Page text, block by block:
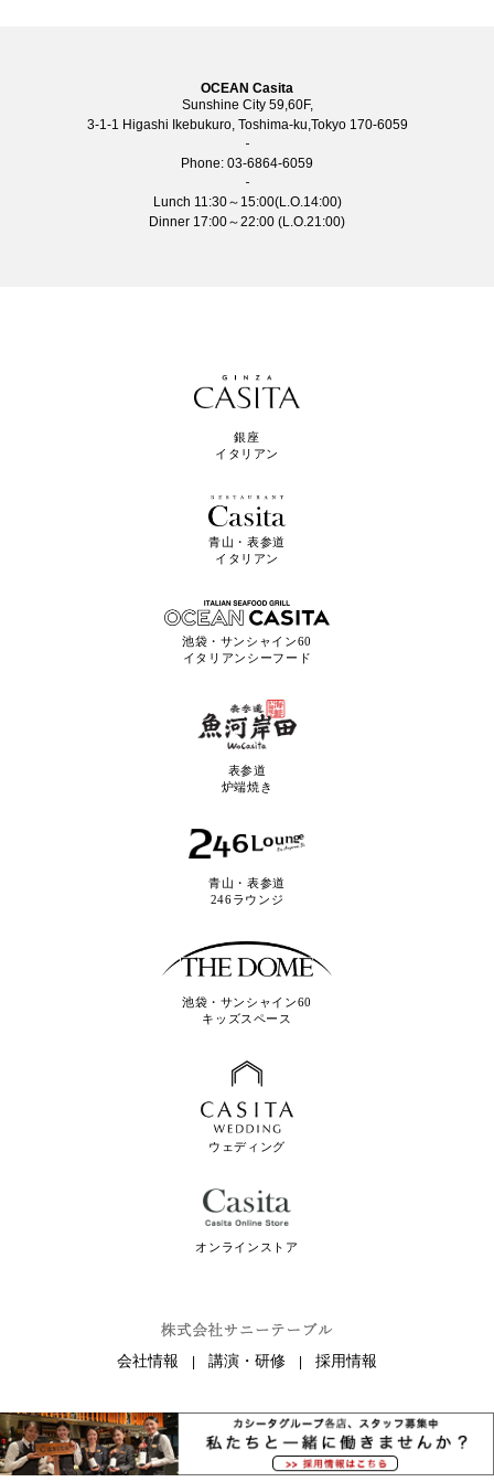
OCEAN Casita
Sunshine City 59,60F,
3-1-1 Higashi Ikebukuro, Toshima-ku,Tokyo 170-6059
Phone: 03-6864-6059
Lunch 11:30～15:00(L.O.14:00)
Dinner 17:00～22:00 (L.O.21:00)
銀座
イタリアン
青山・表参道
イタリアン
池袋・サンシャイン60
イタリアンシーフード
表参道
炉端焼き
青山・表参道
246ラウンジ
池袋・サンシャイン60
キッズスペース
ウェディング
オンラインストア
会社情報 | 講演・研修 | 採用情報